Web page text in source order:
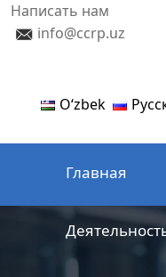
Написать нам
info@ccrp.uz
Oʻzbek
Главная